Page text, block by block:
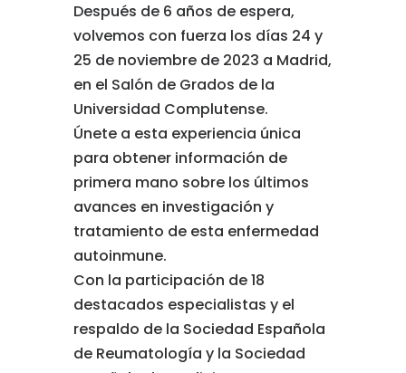
Después de 6 años de espera,
volvemos con fuerza los días 24 y
25 de noviembre de 2023 a Madrid,
en el Salón de Grados de la
Universidad Complutense.
Únete a esta experiencia única
para obtener información de
primera mano sobre los últimos
avances en investigación y
tratamiento de esta enfermedad
autoinmune.
Con la participación de 18
destacados especialistas y el
respaldo de la Sociedad Española
de Reumatología y la Sociedad